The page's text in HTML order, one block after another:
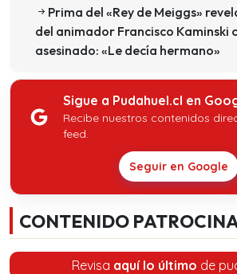
Prima del «Rey de Meiggs»
del animador Francisco Kaminski
asesinado: «Le decía hermano»
Sigue a Pudahuel.cl en
Recibe nuestros contenidos
feed.
Seguir en Google
CONTENIDO
Revisa aquí lo último de